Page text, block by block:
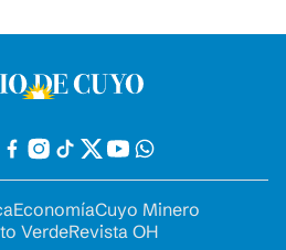
EconomíaCuyo Minero
VerdeRevista OH